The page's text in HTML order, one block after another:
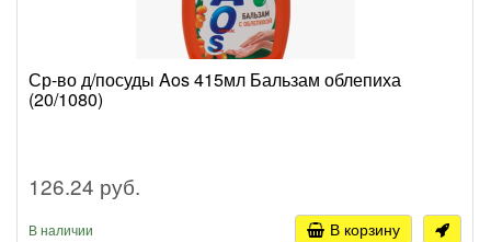
Ср-во д/посуды Aos 415мл Бальзам облепиха
(20/1080)
126.24 руб.
В наличии В корзину